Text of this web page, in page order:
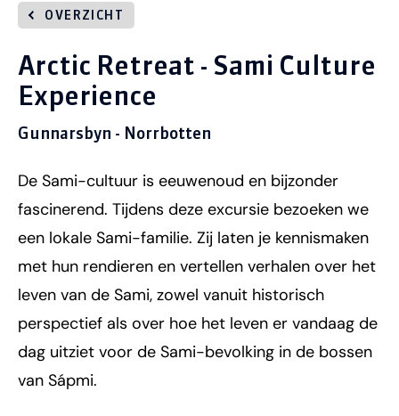
OVERZICHT
Arctic Retreat - Sami Culture
Experience
Gunnarsbyn - Norrbotten
De Sami-cultuur is eeuwenoud en bijzonder
fascinerend. Tijdens deze excursie bezoeken we
een lokale Sami-familie. Zij laten je kennismaken
met hun rendieren en vertellen verhalen over het
leven van de Sami, zowel vanuit historisch
perspectief als over hoe het leven er vandaag de
dag uitziet voor de Sami-bevolking in de bossen
van Sápmi.